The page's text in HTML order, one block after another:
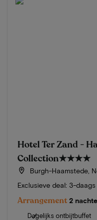
Hotel Ter Zand -
Collection★★★★
Burgh-Haamstede,
Exclusieve deal: 3-
Arrangement 2
Dagelijks ontbijtbuffet